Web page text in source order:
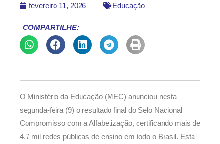
fevereiro 11, 2026 Educação
COMPARTILHE:
O Ministério da Educação (MEC) anunciou nesta
segunda-feira (9) o resultado final do Selo Nacional
Compromisso com a Alfabetização, certificando mais de
4,7 mil redes públicas de ensino em todo o Brasil. Esta